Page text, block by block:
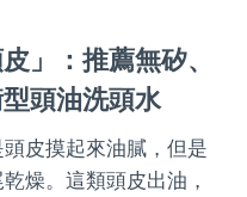
」：推薦無矽、
頭油洗頭水
頭皮摸起來油膩，但是
燥。這類頭皮出油，